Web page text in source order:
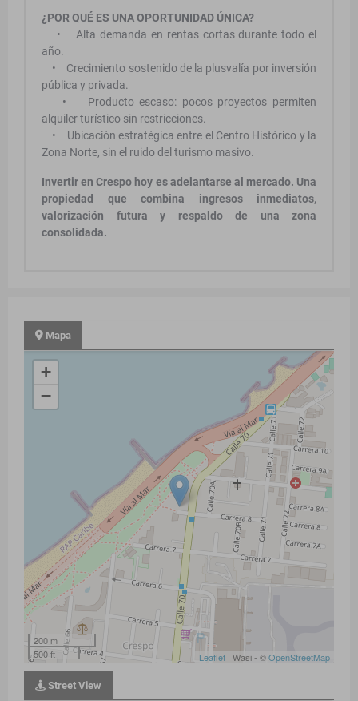
¿POR QUÉ ES UNA OPORTUNIDAD ÚNICA?
• Alta demanda en rentas cortas durante todo el
año.
• Crecimiento sostenido de la plusvalía por inversión
pública y privada.
• Producto escaso: pocos proyectos permiten
alquiler turístico sin restricciones.
• Ubicación estratégica entre el Centro Histórico y la
Zona Norte, sin el ruido del turismo masivo.
Invertir en Crespo hoy es adelantarse al mercado. Una
propiedad que combina ingresos inmediatos,
valorización futura y respaldo de una zona
consolidada.
Mapa
+
−
200 m
500 ft
Leaflet | Wasi - ©OpenStreetMap
Street View